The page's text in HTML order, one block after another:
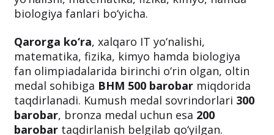
biologiya fanlari bo‘yicha.
Qarorga ko‘ra, xalqaro IT yo‘nalishi,
matematika, fizika, kimyo hamda biologiya
fan olimpiadalarida birinchi o‘rin olgan, oltin
medal sohibiga BHM 500 barobar miqdorida
taqdirlanadi. Kumush medal sovrindorlari 300
barobar, bronza medal uchun esa 200
barobar taqdirlanish belgilab qo‘yilgan.